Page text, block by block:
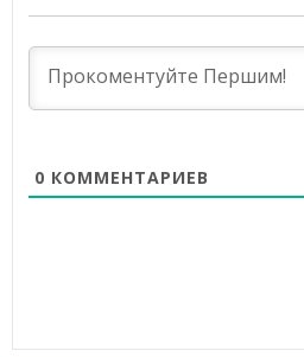
0 КОММЕНТАРИЕВ